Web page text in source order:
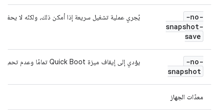
-no-
snapshot-
save
يُجري عملية تشغيل سريعة إذا أمكن ذلك، ولكنّه لا يحفظ
-no-
snapshot
يؤدي إلى إيقاف ميزة Quick Boot تمامًا وعدم تحميل حالة المحاكي أو حفظها.
معدّات الجهاز